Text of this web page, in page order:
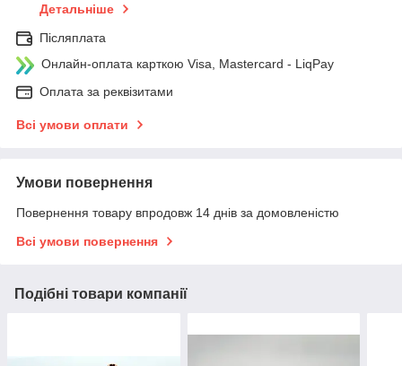
Детальніше
Післяплата
Онлайн-оплата карткою Visa, Mastercard - LiqPay
Оплата за реквізитами
Всі умови оплати
Умови повернення
Повернення товару впродовж 14 днів за домовленістю
Всі умови повернення
Подібні товари компанії